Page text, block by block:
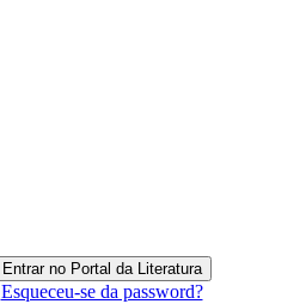
Esqueceu-se da password?